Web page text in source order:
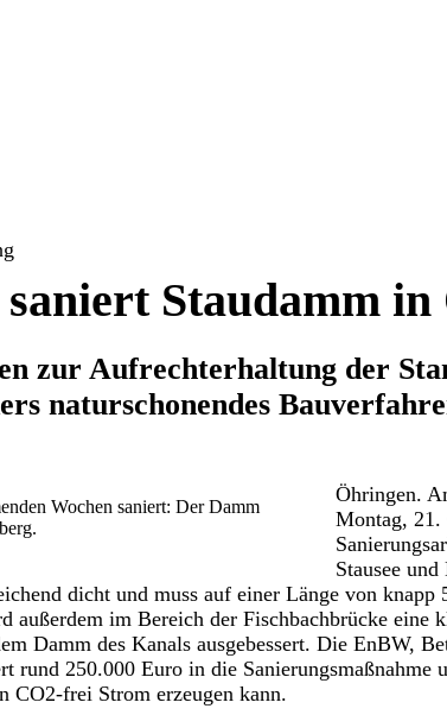
Staudamm
zur Aufrechterhaltung der
naturschonendes
Wochen saniert: Der Damm
Öhringen.
Montag, 21.
Stausee
dicht und muss auf einer Länge von
außerdem im Bereich der Fischbachbrücke eine
Damm des Kanals ausgebessert. Die EnBW,
rund 250.000 Euro in die Sanierungsmaßnahme
CO2-frei Strom erzeugen kann.